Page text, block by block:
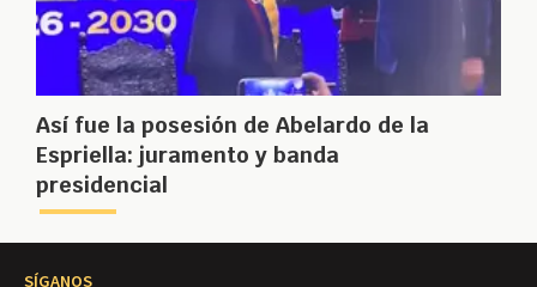
Así fue la posesión de Abelardo de la
Espriella: juramento y banda
presidencial
SÍGANOS